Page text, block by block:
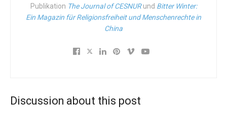
since 1973 USA has aborted 57 million+
babies! Isn't this something we should be
— Cardinal Napier (@CardinalNapier)
USA 57+ Mio. Babies abgetrieben!
Publikation The Journal of CESNURund Bitter Winter:
Ein Magazin für Religionsfreiheit und Menschenrechte in
China
Discussion about this post